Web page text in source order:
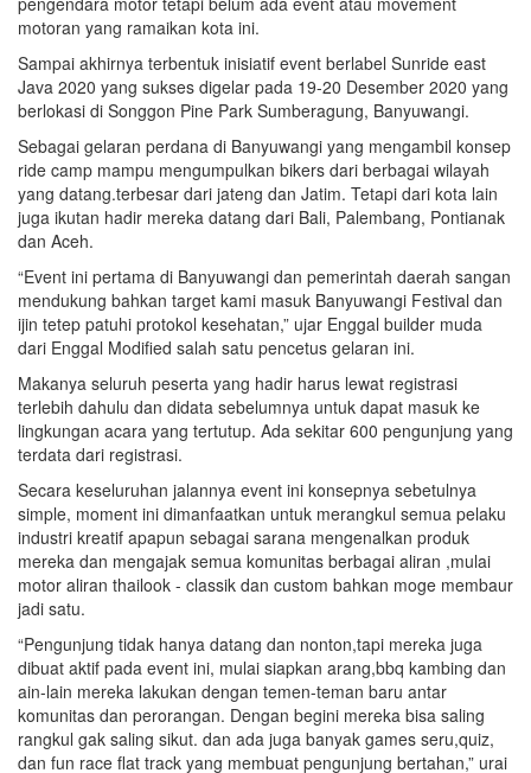
motoran yang ramaikan kota ini.
Sampai akhirnya terbentuk inisiatif event berlabel Sunride east
Java 2020 yang sukses digelar pada 19-20 Desember 2020 yang
berlokasi di Songgon Pine Park Sumberagung, Banyuwangi.
Sebagai gelaran perdana di Banyuwangi yang mengambil konsep
ride camp mampu mengumpulkan bikers dari berbagai wilayah
yang datang.terbesar dari jateng dan Jatim. Tetapi dari kota lain
juga ikutan hadir mereka datang dari Bali, Palembang, Pontianak
dan Aceh.
“Event ini pertama di Banyuwangi dan pemerintah daerah sangan
mendukung bahkan target kami masuk Banyuwangi Festival dan
ijin tetep patuhi protokol kesehatan,” ujar Enggal builder muda
dari Enggal Modified salah satu pencetus gelaran ini.
Makanya seluruh peserta yang hadir harus lewat registrasi
terlebih dahulu dan didata sebelumnya untuk dapat masuk ke
lingkungan acara yang tertutup. Ada sekitar 600 pengunjung yang
terdata dari registrasi.
Secara keseluruhan jalannya event ini konsepnya sebetulnya
simple, moment ini dimanfaatkan untuk merangkul semua pelaku
industri kreatif apapun sebagai sarana mengenalkan produk
mereka dan mengajak semua komunitas berbagai aliran ,mulai
motor aliran thailook - classik dan custom bahkan moge membaur
jadi satu.
“Pengunjung tidak hanya datang dan nonton,tapi mereka juga
dibuat aktif pada event ini, mulai siapkan arang,bbq kambing dan
ain-lain mereka lakukan dengan temen-teman baru antar
komunitas dan perorangan. Dengan begini mereka bisa saling
rangkul gak saling sikut. dan ada juga banyak games seru,quiz,
dan fun race flat track yang membuat pengunjung bertahan,” urai